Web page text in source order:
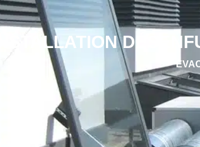
INSTALLATION